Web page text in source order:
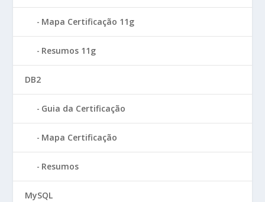
Mapa Certificação 11g
Resumos 11g
DB2
Guia da Certificação
Mapa Certificação
Resumos
MySQL